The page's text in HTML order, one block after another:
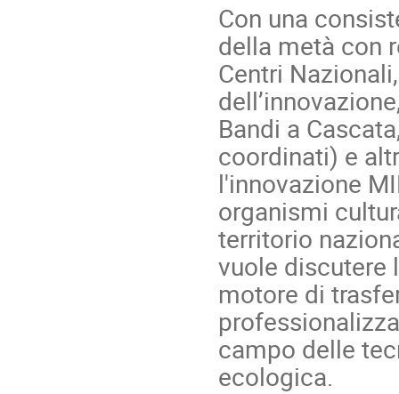
Con una
della metà con
Centri
Bandi a
coordinati) e
l'innovazione
organismi
territorio
vuole discutere
motore di
campo delle
ecologica.